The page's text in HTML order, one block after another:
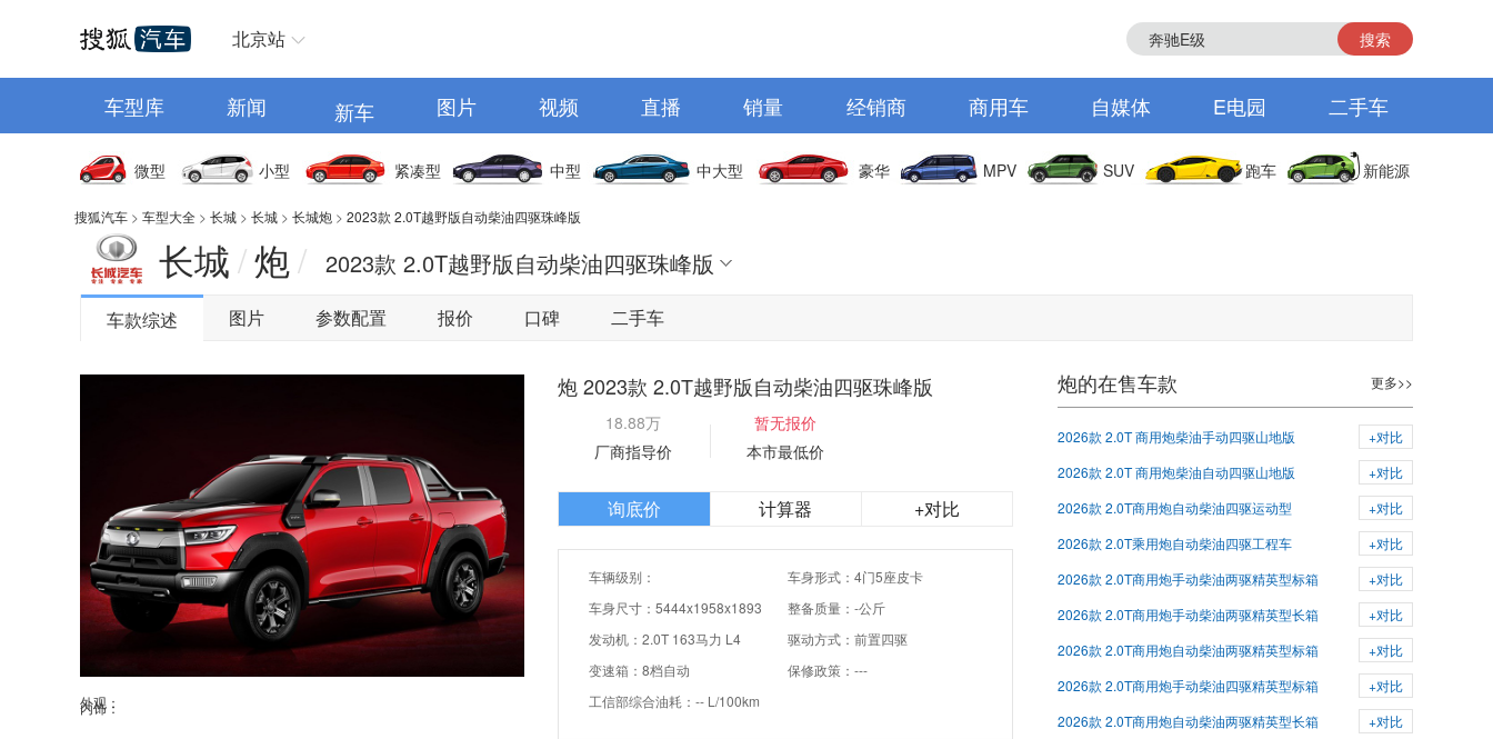
北京站 搜索
车型库 新闻 新车 图片 视频 直播 销量 经销商 商用车 自媒体 E电园 二手车
微型 小型 紧凑型 中型 中大型 豪华 MPV SUV 跑车 新能源
搜狐汽车 > 车型大全 > 长城 > 长城 > 长城炮 > 2023款 2.0T越野版自动柴油四驱珠峰版
长城/炮/ 2023款 2.0T越野版自动柴油四驱珠峰版
车款综述 图片 参数配置 报价 口碑 二手车
外观：
内饰：
炮 2023款 2.0T越野版自动柴油四驱珠峰版
18.88万
厂商指导价
暂无报价
本市最低价
询底价 计算器 +对比
车辆级别：
车身形式：4门5座皮卡
车身尺寸：5444x1958x1893
整备质量：-公斤
发动机：2.0T 163马力 L4
驱动方式：前置四驱
变速箱：8档自动
保修政策：---
工信部综合油耗：-- L/100km
更多>>
炮的在售车款
+对比
2026款 2.0T 商用炮柴油手动四驱山地版
+对比
2026款 2.0T 商用炮柴油自动四驱山地版
+对比
2026款 2.0T商用炮自动柴油四驱运动型
+对比
2026款 2.0T乘用炮自动柴油四驱工程车
+对比
2026款 2.0T商用炮手动柴油两驱精英型标箱
+对比
2026款 2.0T商用炮手动柴油两驱精英型长箱
+对比
2026款 2.0T商用炮自动柴油两驱精英型标箱
+对比
2026款 2.0T商用炮手动柴油四驱精英型标箱
+对比
2026款 2.0T商用炮自动柴油两驱精英型长箱